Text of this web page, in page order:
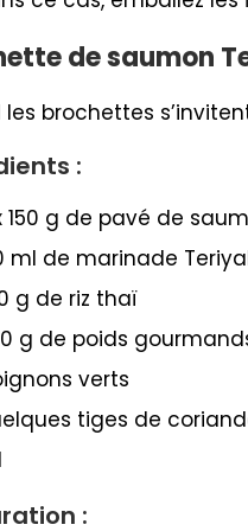
de saumon
les brochettes
:
150 g de pavé de
ml de marinade
g de riz thaï
g de poids
verts
tiges de
: